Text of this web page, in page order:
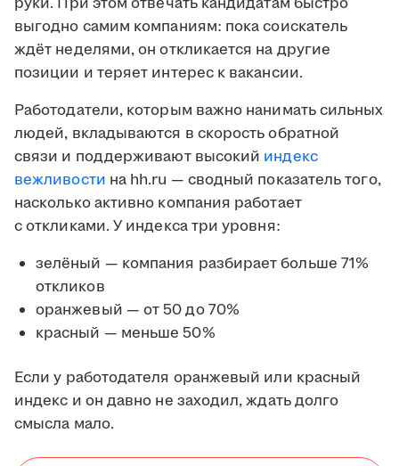
выгодно самим компаниям: пока соискатель
ждёт неделями, он откликается на другие
позиции и теряет интерес к вакансии.
Работодатели, которым важно нанимать сильных
людей, вкладываются в скорость обратной
связи и поддерживают высокий индекс
вежливости на hh.ru — сводный показатель того,
насколько активно компания работает
с откликами. У индекса три уровня:
зелёный — компания разбирает больше 71%
откликов
оранжевый — от 50 до 70%
красный — меньше 50%
Если у работодателя оранжевый или красный
индекс и он давно не заходил, ждать долго
смысла мало.